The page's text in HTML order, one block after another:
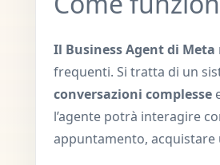
Il Business Agent di Meta
frequenti. Si tratta di un
conversazioni complesse
l’agente potrà interagire
appuntamento,